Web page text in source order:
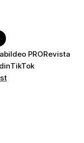
PRORevista
TikTok